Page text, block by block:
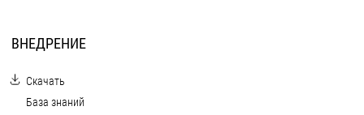
ВНЕДРЕНИЕ
Скачать
База знаний